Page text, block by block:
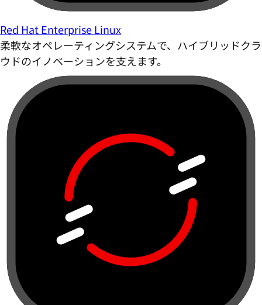
Red Hat Enterprise Linux
柔軟なオペレーティングシステムで、ハイブリッドクラ
ウドのイノベーションを支えます。